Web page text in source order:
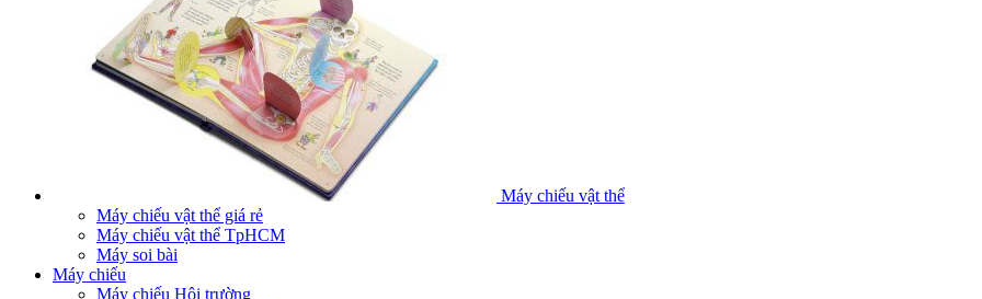
Máy chiếu vật thể
Máy chiếu vật thể giá rẻ
Máy chiếu vật thể TpHCM
Máy soi bài
Máy chiếu
Máy chiếu Hội trường